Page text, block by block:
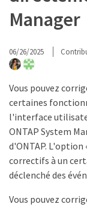
Manager
06/26/2025
Vous pouvez
certaines
l'interface
ONTAP System
d'ONTAP.
correctifs à un
déclenché des
Vous pouvez